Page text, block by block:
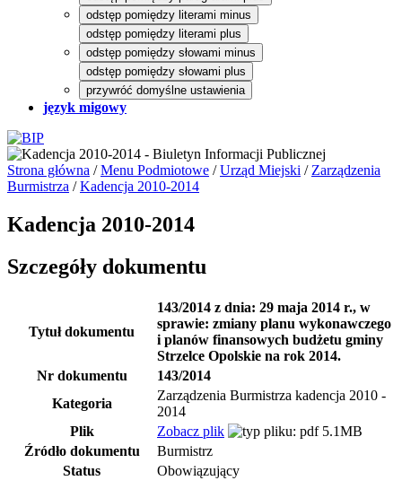
odstęp pomiędzy literami minus
odstęp pomiędzy literami plus
odstęp pomiędzy słowami minus
odstęp pomiędzy słowami plus
przywróć domyślne ustawienia
język migowy
Strona główna /Menu Podmiotowe /Urząd Miejski / Zarządzenia
Burmistrza /Kadencja 2010-2014
Kadencja 2010-2014
Szczegóły dokumentu
Tytuł dokumentu
143/2014 z dnia: 29 maja 2014 r., w
sprawie: zmiany planu wykonawczego
i planów finansowych budżetu gminy
Strzelce Opolskie na rok 2014.
Nr dokumentu
143/2014
Kategoria
Zarządzenia Burmistrza kadencja 2010 -
2014
Plik
Zobacz plik
5.1MB
Źródło dokumentu
Burmistrz
Status
Obowiązujący